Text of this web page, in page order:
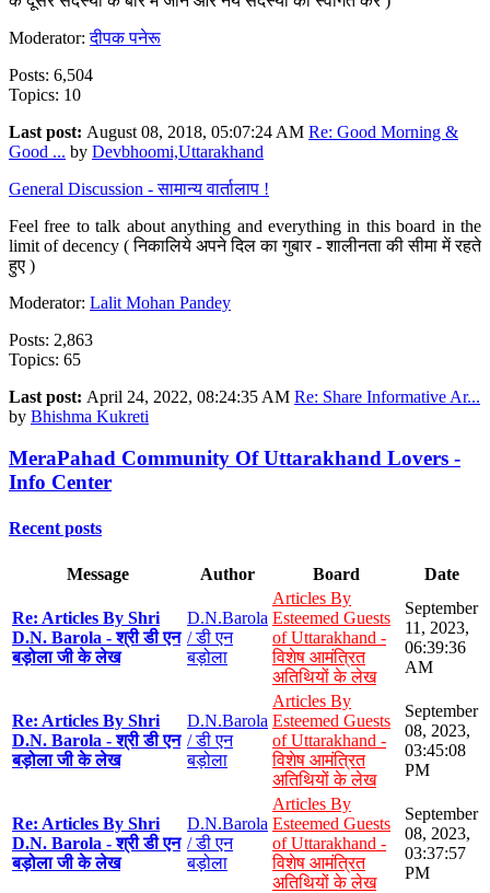
Moderator:दीपक पनेरू
Posts: 6,504
Topics: 10
Last post: August 08, 2018, 05:07:24 AM Re: Good Morning &
Good ... by Devbhoomi,Uttarakhand
General Discussion - सामान्य वार्तालाप !
Feel free to talk about anything and everything in this board in the
limit of decency ( निकालिये अपने दिल का गुबार - शालीनता की सीमा में रहते
हुए )
Moderator: Lalit Mohan Pandey
Posts: 2,863
Topics: 65
Last post: April 24, 2022, 08:24:35 AM Re: Share Informative Ar...
by Bhishma Kukreti
MeraPahad Community Of Uttarakhand Lovers -
Info Center
Recent posts
Message Author Board Date
Re: Articles By Shri
D.N. Barola - श्री डी एन
बड़ोला जी के लेख
D.N.Barola
/ डी एन
बड़ोला
Articles By
Esteemed Guests
of Uttarakhand -
विशेष आमंत्रित
अतिथियों के लेख
September
11, 2023,
06:39:36
AM
Re: Articles By Shri
D.N. Barola - श्री डी एन
बड़ोला जी के लेख
D.N.Barola
/ डी एन
बड़ोला
Articles By
Esteemed Guests
of Uttarakhand -
विशेष आमंत्रित
अतिथियों के लेख
September
08, 2023,
03:45:08
PM
Re: Articles By Shri
D.N. Barola - श्री डी एन
बड़ोला जी के लेख
D.N.Barola
/ डी एन
बड़ोला
Articles By
Esteemed Guests
of Uttarakhand -
विशेष आमंत्रित
अतिथियों के लेख
September
08, 2023,
03:37:57
PM